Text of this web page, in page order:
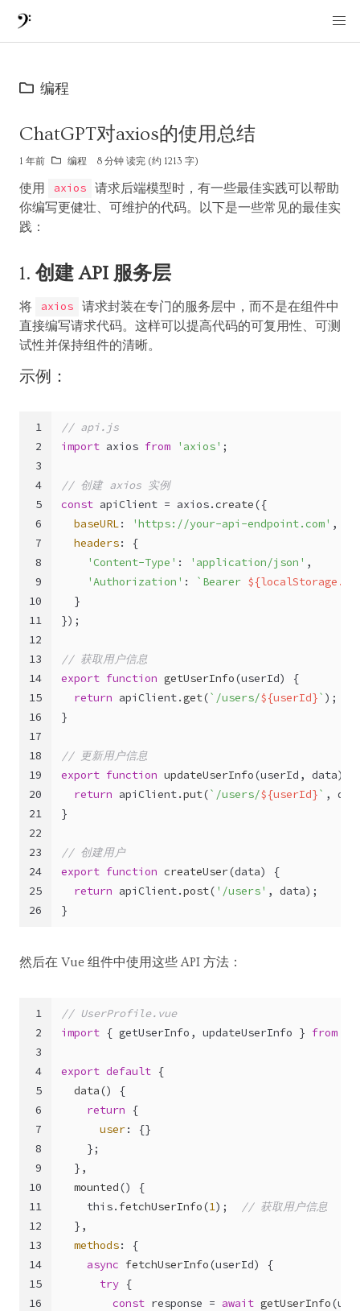
编程
ChatGPT对axios的使用总结
1 年前 编程 8 分钟 读完 (约 1213 字)
使用 axios
请求后端模型时，有一些最佳实践可以帮助
你编写更健壮、可维护的代码。以下是一些常见的最佳实
践：
1. 创建 API 服务层
将 axios
请求封装在专门的服务层中，而不是在组件中
直接编写请求代码。这样可以提高代码的可复用性、可测
试性并保持组件的清晰。
示例：
1
2
3
4
5
6
7
8
9
10
11
12
13
14
15
16
17
18
19
20
21
22
23
24
25
26
// api.js
import axios from 'axios' ;
// 创建 axios 实例
const apiClient = axios.create({
baseURL: 'https://your-api-endpoint.com' ,
headers: {
'Content-Type' : 'application/json' ,
'Authorization' : `Bearer ${localStorage
  }
});
// 获取用户信息
export function getUserInfo(userId) {
return apiClient.get(`/users/${userId}` );
}
// 更新用户信息
export function updateUserInfo(userId, data) {
return apiClient.put(`/users/${userId}` ,
}
// 创建用户
export function createUser(data) {
return apiClient.post( '/users' , data);
}
然后在 Vue 组件中使用这些 API 方法：
1
2
3
4
5
6
7
8
9
10
11
12
13
14
15
16
// UserProfile.vue
import { getUserInfo, updateUserInfo } from
export default {
data() {
return {
user: {}
    };
  },
mounted() {
this. fetchUserInfo(1);
// 获取用户信息
  },
methods: {
async fetchUserInfo(userId) {
try {
const response = await getUserInfo